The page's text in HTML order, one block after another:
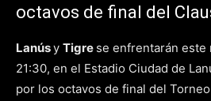
octavos de final del
Lanúsy Tigre se enfrentarán este
21:30, en el Estadio Ciudad de
por los octavos de final del